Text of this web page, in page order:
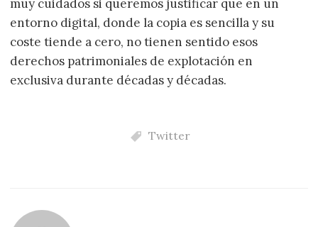
muy cuidados si queremos justificar que en un
entorno digital, donde la copia es sencilla y su
coste tiende a cero, no tienen sentido esos
derechos patrimoniales de explotación en
exclusiva durante décadas y décadas.
Twitter